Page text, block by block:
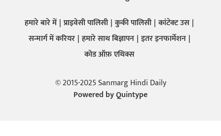
हमारे बारे में प्राइवेसी पालिसी कुकी पालिसी कांटेक्ट उस
सन्मार्ग में करियर हमारे साथ बिज्ञापन इतर इनफार्मेशन
कोड ऑफ़ एथिक्स
© 2015-2025 Sanmarg Hindi Daily
Powered byQuintype